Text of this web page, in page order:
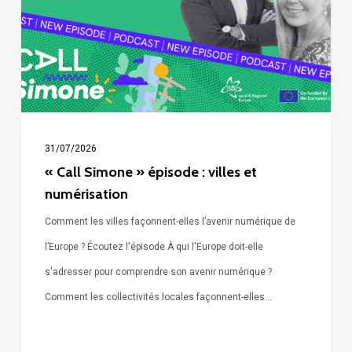
villes
et
numérisation
31/07/2026
« Call Simone » épisode : villes et
numérisation
Comment les villes façonnent-elles l’avenir numérique de
l’Europe ? Écoutez l'épisode À qui l'Europe doit-elle
s'adresser pour comprendre son avenir numérique ?
Comment les collectivités locales façonnent-elles…